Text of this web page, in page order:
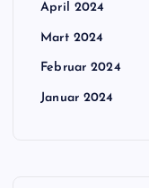
April 2024
Mart 2024
Februar 2024
Januar 2024